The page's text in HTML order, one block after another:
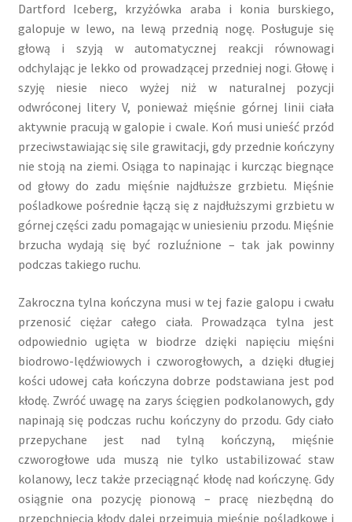
Dartford Iceberg, krzyżówka araba i konia burskiego,
galopuje w lewo, na lewą przednią nogę. Posługuje się
głową i szyją w automatycznej reakcji równowagi
odchylając je lekko od prowadzącej przedniej nogi. Głowę i
szyję niesie nieco wyżej niż w naturalnej pozycji
odwróconej litery V, ponieważ mięśnie górnej linii ciała
aktywnie pracują w galopie i cwale. Koń musi unieść przód
przeciwstawiając się sile grawitacji, gdy przednie kończyny
nie stoją na ziemi. Osiąga to napinając i kurcząc biegnące
od głowy do zadu mięśnie najdłuższe grzbietu. Mięśnie
pośladkowe pośrednie łączą się z najdłuższymi grzbietu w
górnej części zadu pomagając w uniesieniu przodu. Mięśnie
brzucha wydają się być rozluźnione – tak jak powinny
podczas takiego ruchu.
Zakroczna tylna kończyna musi w tej fazie galopu i cwału
przenosić ciężar całego ciała. Prowadząca tylna jest
odpowiednio ugięta w biodrze dzięki napięciu mięśni
biodrowo-lędźwiowych i czworogłowych, a dzięki długiej
kości udowej cała kończyna dobrze podstawiana jest pod
kłodę. Zwróć uwagę na zarys ścięgien podkolanowych, gdy
napinają się podczas ruchu kończyny do przodu. Gdy ciało
przepychane jest nad tylną kończyną, mięśnie
czworogłowe uda muszą nie tylko ustabilizować staw
kolanowy, lecz także przeciągnąć kłodę nad kończynę. Gdy
osiągnie ona pozycję pionową – pracę niezbędną do
przepchnięcia kłody dalej przejmują mięśnie pośladkowe i